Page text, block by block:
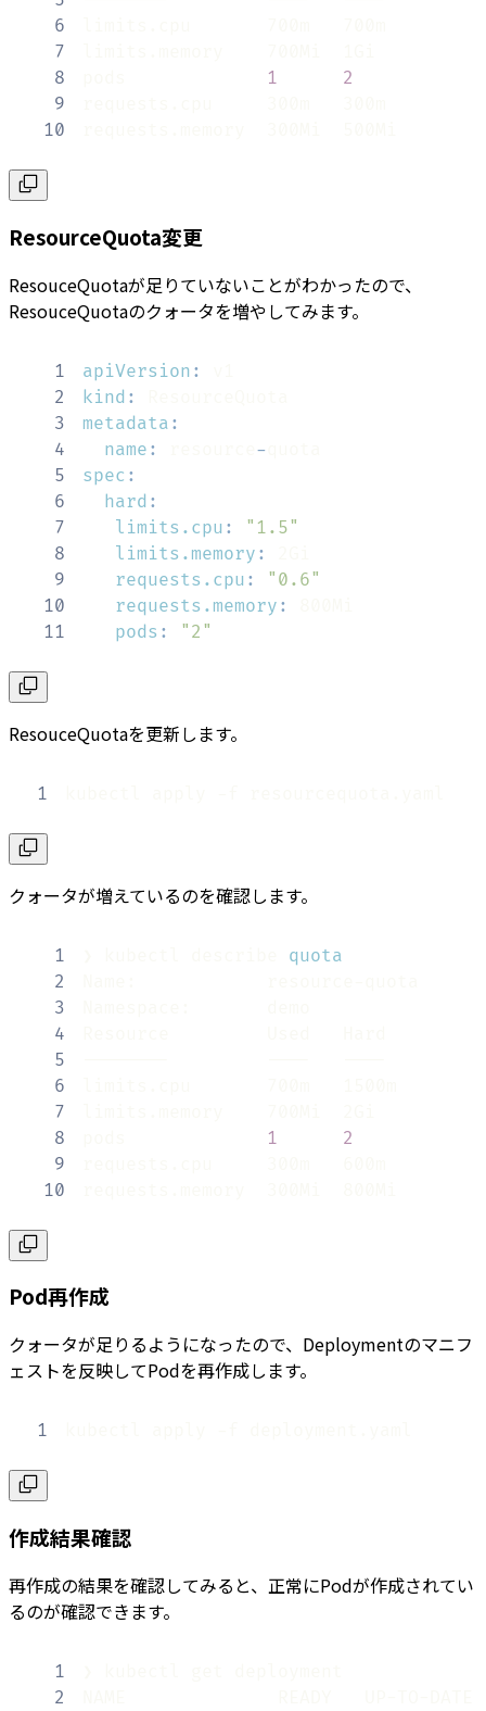
6
7
8
1
2
9
10
ResourceQuota変更
ResouceQuotaが足りていないことがわかったので、
ResouceQuotaのクォータを増やしてみます。
1 apiVersion :
2
kind :
3
metadata :
4
name : -
5
spec :
6
hard :
7
limits.cpu :
"1.5"
8
limits.memory :
9
requests.cpu :
"0.6"
10
requests.memory :
11
pods : "2"
ResouceQuotaを更新します。
1
クォータが増えているのを確認します。
1
quota
2
3
4
5
6
7
8
1
2
9
10
Pod再作成
クォータが足りるようになったので、Deploymentのマニフ
ェストを反映してPodを再作成します。
1
作成結果確認
再作成の結果を確認してみると、正常にPodが作成されてい
るのが確認できます。
1
2